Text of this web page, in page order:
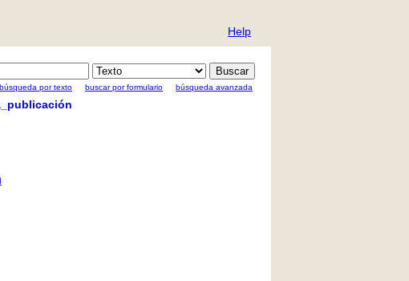
Help
búsqueda por texto buscar por formulario búsqueda avanzada